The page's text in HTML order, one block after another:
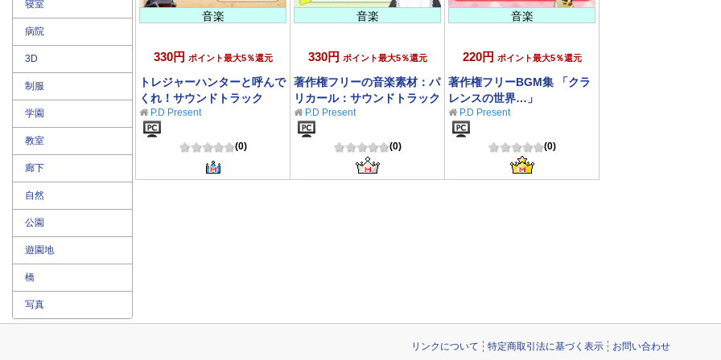
音楽
330円 ポイント最大5％還元
トレジャーハンターと呼んで
くれ！サウンドトラック
P.D Present
(0)
音楽
330円 ポイント最大5％還元
著作権フリーの音楽素材：パ
リカール：サウンドトラック
P.D Present
(0)
音楽
220円 ポイント最大5％還元
著作権フリーBGM集 「クラ
レンスの世界…」
P.D Present
(0)
寝室
病院
3D
制服
学園
教室
廊下
自然
公園
遊園地
橋
写真
リンクについて 特定商取引法に基づく表示 お問い合わせ